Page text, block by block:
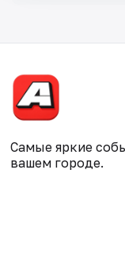
Самые яркие
вашем городе.